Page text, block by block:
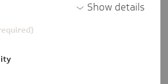
Show details